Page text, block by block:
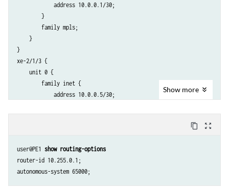
            address 10.0.0.1/30;
        }
        family mpls;
    }
}
xe-2/1/3 {
    unit 0 {
        family inet {
            address 10.0.0.5/30;
lo0 {
    unit 0 {
        family inet {
Show more
content_copy zoom_out_map
user@PE1 show routing-options
router-id 10.255.0.1;